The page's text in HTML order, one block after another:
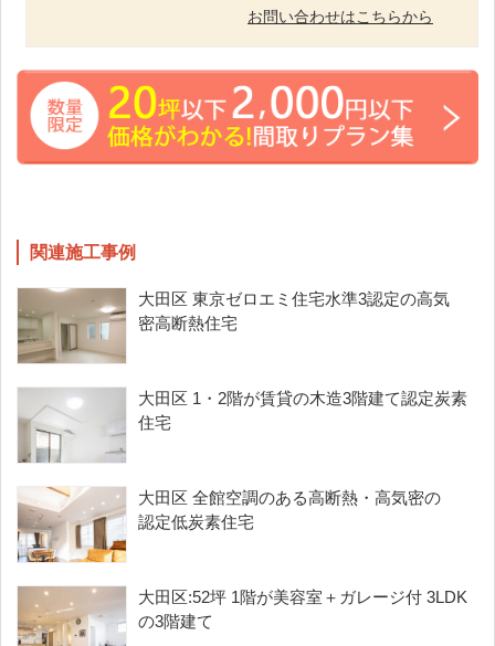
お問い合わせはこちらから
関連施工事例
大田区 東京ゼロエミ住宅水準3認定の高気
密高断熱住宅
大田区 1・2階が賃貸の木造3階建て認定炭素
住宅
大田区 全館空調のある高断熱・高気密の
認定低炭素住宅
大田区:52坪 1階が美容室＋ガレージ付 3LDK
の3階建て